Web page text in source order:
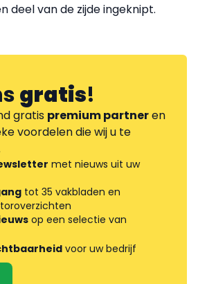
deel van de zijde ingeknipt.
gratis!
gratis premium partneren
voordelen die wij u te
met nieuws uit uw
tot 35 vakbladen en
op een selectie van
voor uw bedrijf